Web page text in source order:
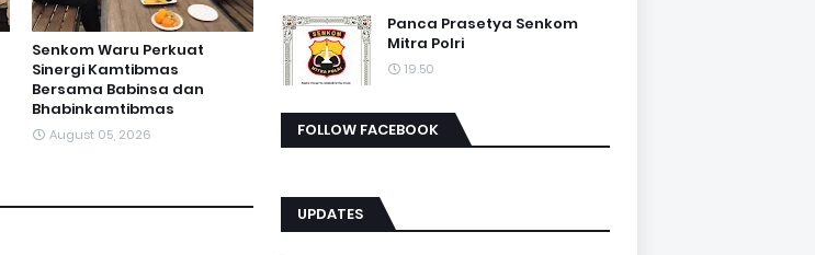
Senkom Waru Perkuat
Sinergi Kamtibmas
Bersama Babinsa dan
Bhabinkamtibmas
August 05, 2026
Panca Prasetya Senkom
Mitra Polri
19.50
FOLLOW FACEBOOK
UPDATES